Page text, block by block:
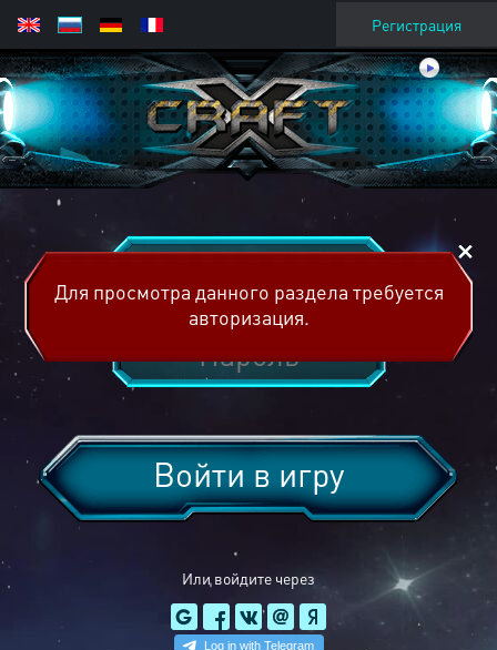
Регистрация
Или войдите через
Войти в игру
Для просмотра данного раздела требуется
авторизация.